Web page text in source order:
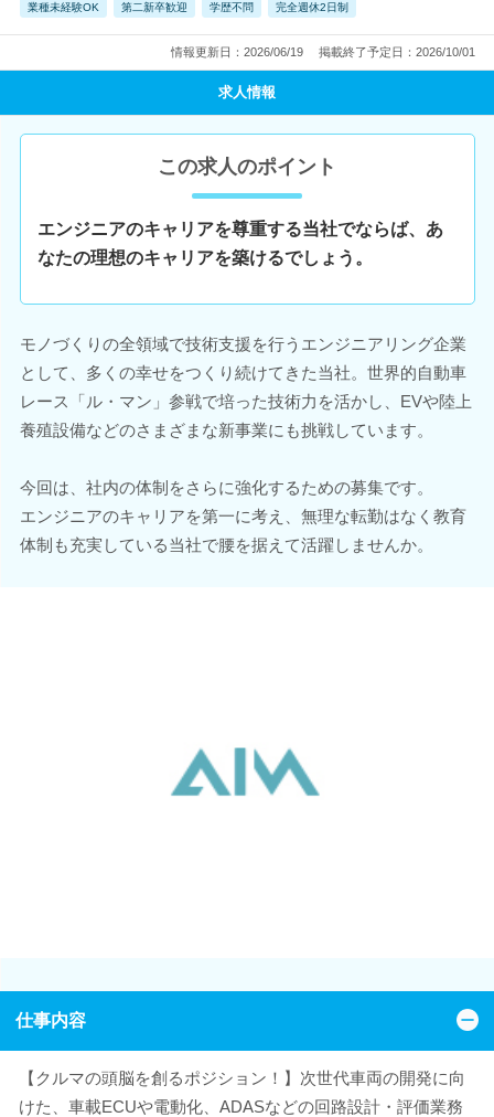
業種未経験OK 第二新卒歓迎 学歴不問 完全週休2日制
情報更新日：2026/06/19 掲載終了予定日：2026/10/01
求人情報
この求人のポイント
エンジニアのキャリアを尊重する当社でならば、あ
なたの理想のキャリアを築けるでしょう。
モノづくりの全領域で技術支援を行うエンジニアリング企業
として、多くの幸せをつくり続けてきた当社。世界的自動車
レース「ル・マン」参戦で培った技術力を活かし、EVや陸上
養殖設備などのさまざまな新事業にも挑戦しています。
今回は、社内の体制をさらに強化するための募集です。
エンジニアのキャリアを第一に考え、無理な転勤はなく教育
体制も充実している当社で腰を据えて活躍しませんか。
仕事内容
【クルマの頭脳を創るポジション！】次世代車両の開発に向
けた、車載ECUや電動化、ADASなどの回路設計・評価業務